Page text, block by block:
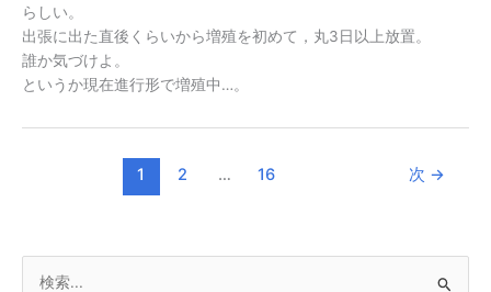
問
題
らしい。
出張に出た直後くらいから増殖を初めて，丸3日以上放置。
誰か気づけよ。
というか現在進行形で増殖中…。
1 2 … 16 次 →